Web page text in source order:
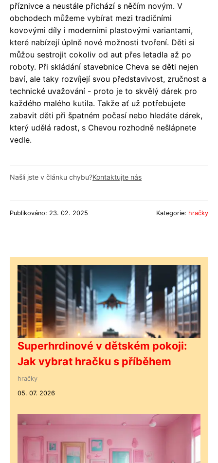
příznivce a neustále přichází s něčím novým. V
obchodech můžeme vybírat mezi tradičními
kovovými díly i moderními plastovými variantami,
které nabízejí úplně nové možnosti tvoření. Děti si
můžou sestrojit cokoliv od aut přes letadla až po
roboty. Při skládání stavebnice Cheva se děti nejen
baví, ale taky rozvíjejí svou představivost, zručnost a
technické uvažování - proto je to skvělý dárek pro
každého malého kutila. Takže ať už potřebujete
zabavit děti při špatném počasí nebo hledáte dárek,
který udělá radost, s Chevou rozhodně nešlápnete
vedle.
Našli jste v článku chybu?Kontaktujte nás
Publikováno: 23. 02. 2025 Kategorie: hračky
Superhrdinové v dětském pokoji:
Jak vybrat hračku s příběhem
hračky
05. 07. 2026